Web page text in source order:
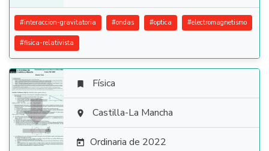
#interaccion-gravitatoria #ondas #optica #electromagnetismo
#fisica-relativista

 Física
 Castilla-La Mancha
 Ordinaria de 2022